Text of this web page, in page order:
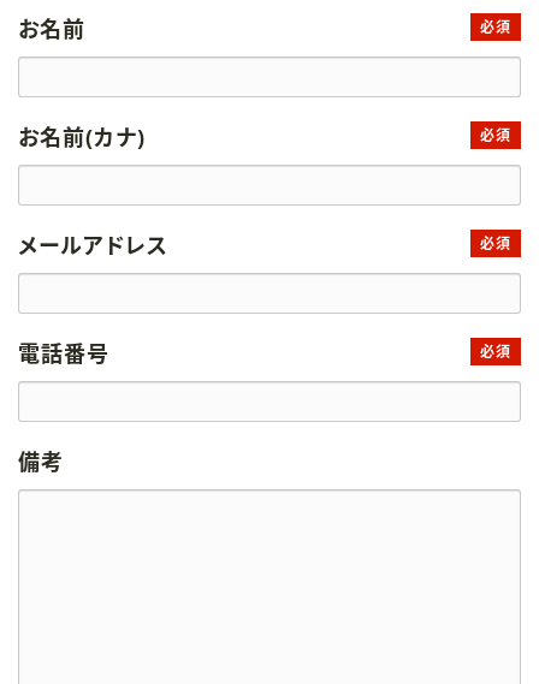
お名前 必須
お名前(カナ) 必須
メールアドレス 必須
電話番号 必須
備考